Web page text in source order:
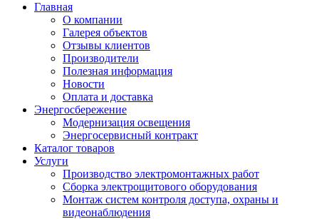
Главная
О компании
Галерея объектов
Отзывы клиентов
Производители
Полезная информация
Новости
Оплата и доставка
Энергосбережение
Модернизация освещения
Энергосервисный контракт
Каталог товаров
Услуги
Производство электромонтажных работ
Сборка электрощитового оборудования
Монтаж систем контроля доступа, охраны и
видеонаблюдения